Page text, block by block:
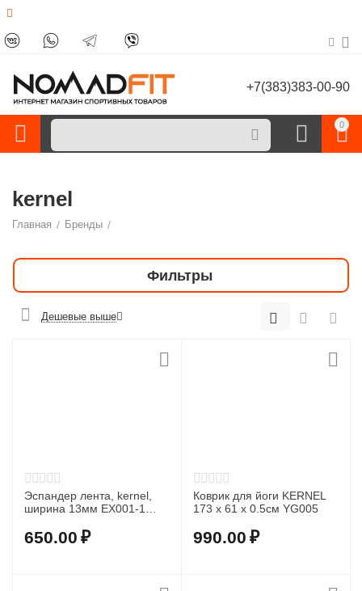
+7(383)383-00-90
0
kernel
Главная / Бренды /
Фильтры
Дешевые выше
Эспандер лента, kernel,
ширина 13мм EX001-1
650.00 ₽
Коврик для йоги KERNEL
173 х 61 х 0.5см YG005
990.00 ₽